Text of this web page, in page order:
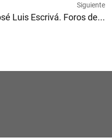
Siguiente
Luis Escrivá. Foros de...